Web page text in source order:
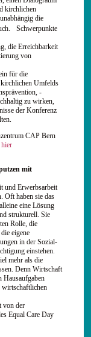
kirchlichen
die
Schwerpunkte
die Erreichbarkeit
von
für die
Umfelds
-
zu wirken,
der Konferenz
CAP Bern
hier
mit
und Erwerbsarbeit
Oft haben sie das
eine Lösung
strukturell. Sie
Rolle, die
eigene
in der Sozial-
einstehen.
mehr als die
Denn Wirtschaft
Hausaufgaben
wirtschaftlichen
von der
Equal Care Day